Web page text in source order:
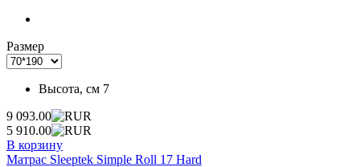
Размер
Высота, см 7
9 093.00
5 910.00
В корзину
Матрас Sleeptek Simple Roll 17 Hard